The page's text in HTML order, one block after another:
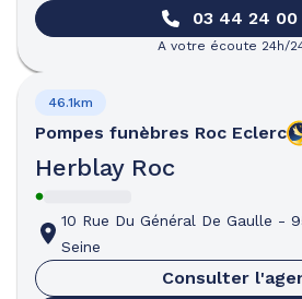
03 44 24 00
A votre écoute 24h/
Pompes funèbres Roc Eclerc
Herblay Roc
46.1km
10 Rue Du Général De Gaulle -
Seine
Consulter